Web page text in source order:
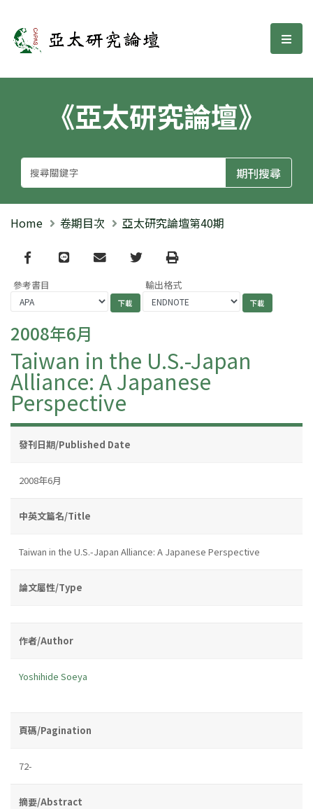
亞太研究論壇 選
《亞太研究論壇》
Home 卷期目次 亞太研究論壇第40期
Facebook
line email TwitterPrint
參考書目 輸出格式
2008年6月
Taiwan in the U.S.-Japan
Alliance: A Japanese
Perspective
發刊日期/Published Date
2008年6月
中英文篇名/Title
Taiwan in the U.S.-Japan Alliance: A Japanese Perspective
論文屬性/Type
作者/Author
Yoshihide Soeya
頁碼/Pagination
72-
摘要/Abstract